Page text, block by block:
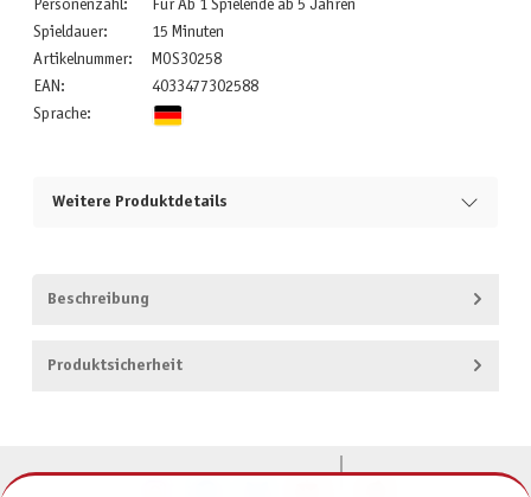
Personenzahl:
Für Ab 1 Spielende ab 5 Jahren
Spieldauer:
15 Minuten
Artikelnummer:
MOS30258
EAN:
4033477302588
Sprache:
Weitere Produktdetails
Beschreibung
Produktsicherheit